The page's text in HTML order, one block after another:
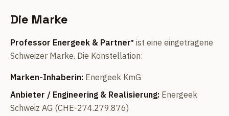
Die Marke
Professor Energeek & Partner® ist eine eingetragene
Schweizer Marke. Die Konstellation:
Marken-Inhaberin: Energeek KmG
Anbieter / Engineering & Realisierung: Energeek
Schweiz AG (CHE-274.279.876)